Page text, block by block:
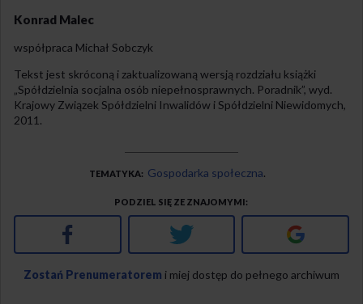
Konrad Malec
współpraca Michał Sobczyk
Tekst jest skróconą i zaktualizowaną wersją rozdziału książki
„Spółdzielnia socjalna osób niepełnosprawnych. Poradnik”, wyd.
Krajowy Związek Spółdzielni Inwalidów i Spółdzielni Niewidomych,
2011.
TEMATYKA Gospodarka społeczna
PODZIEL SIĘ ZE ZNAJOMYMI
Facebook Twitter Google+
Zostań Prenumeratorem i miej dostęp do pełnego archiwum